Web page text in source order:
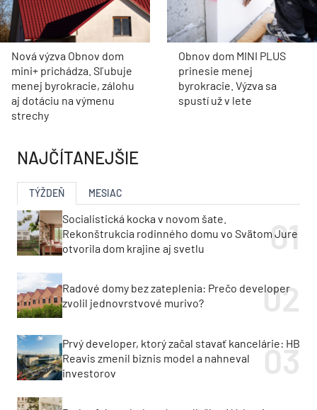
Nová výzva Obnov dom
mini+ prichádza. Sľubuje
menej byrokracie, zálohu
aj dotáciu na výmenu
strechy
Obnov dom MINI PLUS
prinesie menej
byrokracie. Výzva sa
spustí už v lete
NAJČÍTANEJŠIE
TÝŽDEŇ MESIAC
Socialistická kocka v novom šate.
Rekonštrukcia rodinného domu vo Svätom Jure
otvorila dom krajine aj svetlu
Radové domy bez zateplenia: Prečo developer
zvolil jednovrstvové murivo?
Prvý developer, ktorý začal stavať kancelárie: HB
Reavis zmenil biznis model a nahneval
investorov